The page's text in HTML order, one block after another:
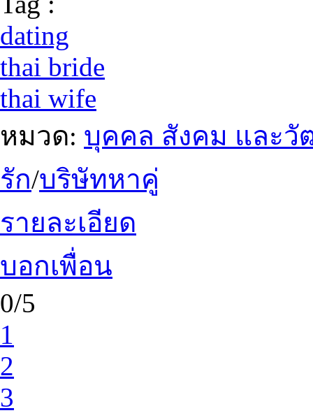
dating
thai bride
thai wife
หมวด: บุคคล สังคม และวั
รัก/บริษัทหาคู่
รายละเอียด
บอกเพื่อน
0/5
1
2
3